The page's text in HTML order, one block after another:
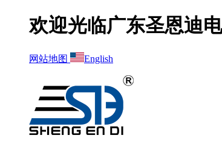
欢迎光临广东圣恩迪
网站地图 English